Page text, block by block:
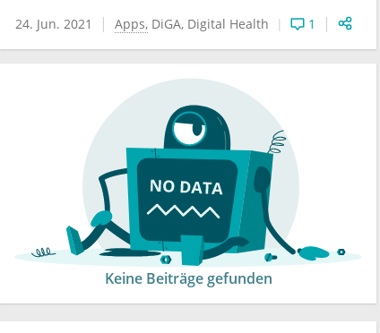
24. Jun. 2021 Apps DiGA Digital Health 1
Keine Beiträge gefunden